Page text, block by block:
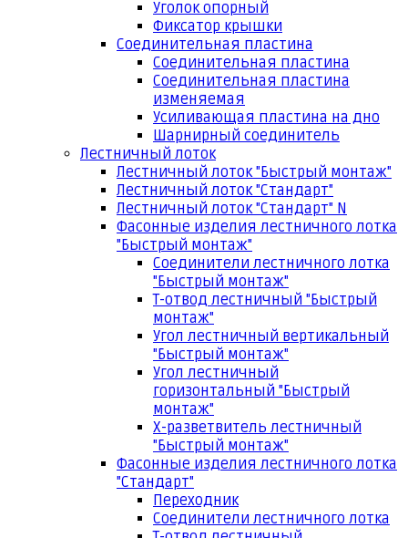
Уголок опорный
Фиксатор крышки
Соединительная пластина
Соединительная пластина
Соединительная пластина
изменяемая
Усиливающая пластина на дно
Шарнирный соединитель
Лестничный лоток
Лестничный лоток "Быстрый монтаж"
Лестничный лоток "Стандарт"
Лестничный лоток "Стандарт" N
Фасонные изделия лестничного лотка
"Быстрый монтаж"
Соединители лестничного лотка
"Быстрый монтаж"
Т-отвод лестничный "Быстрый
монтаж"
Угол лестничный вертикальный
"Быстрый монтаж"
Угол лестничный
горизонтальный "Быстрый
монтаж"
Х-разветвитель лестничный
"Быстрый монтаж"
Фасонные изделия лестничного лотка
"Стандарт"
Переходник
Соединители лестничного лотка